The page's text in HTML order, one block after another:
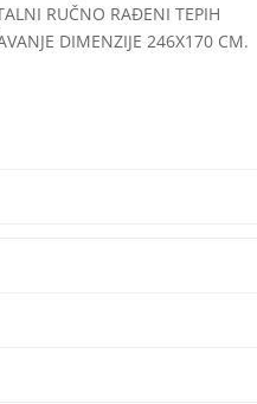
RUČNO RAĐENI TEPIH
DIMENZIJE 246X170 CM.